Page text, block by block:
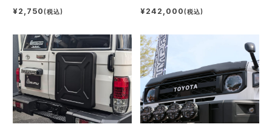
¥2,750(税込) ¥242,000(税込)